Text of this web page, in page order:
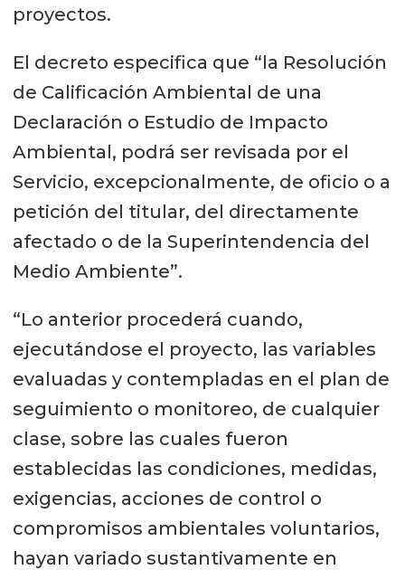
proyectos.
El decreto especifica que “la Resolución
de Calificación Ambiental de una
Declaración o Estudio de Impacto
Ambiental, podrá ser revisada por el
Servicio, excepcionalmente, de oficio o a
petición del titular, del directamente
afectado o de la Superintendencia del
Medio Ambiente”.
“Lo anterior procederá cuando,
ejecutándose el proyecto, las variables
evaluadas y contempladas en el plan de
seguimiento o monitoreo, de cualquier
clase, sobre las cuales fueron
establecidas las condiciones, medidas,
exigencias, acciones de control o
compromisos ambientales voluntarios,
hayan variado sustantivamente en